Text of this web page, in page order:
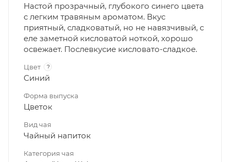
Настой прозрачный, глубокого синего цвета
с легким травяным ароматом. Вкус
приятный, сладковатый, но не навязчивый, с
еле заметной кисловатой ноткой, хорошо
освежает. Послевкусие кисловато-сладкое.
Цвет ?
Синий
Форма выпуска
Цветок
Вид чая
Чайный напиток
Категория чая